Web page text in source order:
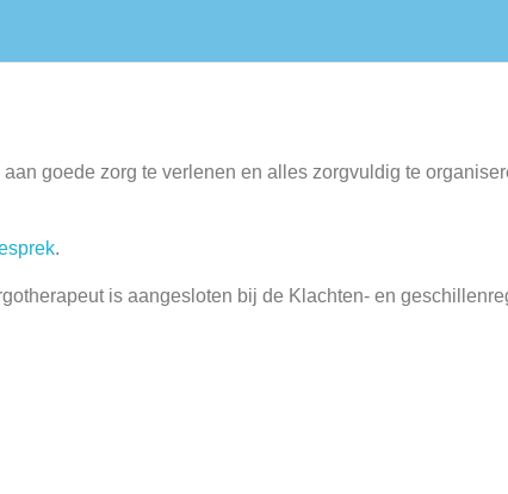
goede zorg te verlenen en alles zorgvuldig te
.
is aangesloten bij de Klachten- en